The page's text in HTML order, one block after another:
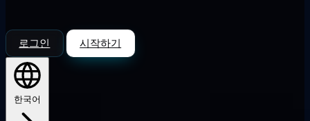
로그인 시작하기
한국어